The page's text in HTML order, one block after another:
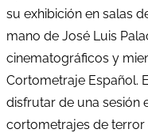
su exhibición en salas
mano de José Luis
cinematográficos y
Cortometraje Español.
disfrutar de una sesión
cortometrajes de terror